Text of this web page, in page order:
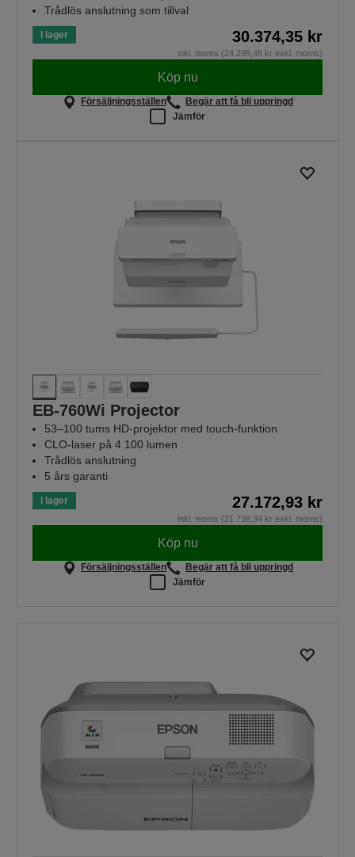
Trådlös anslutning som tillval
I lager 30.374,35 kr
inkl. moms (24.299,48 kr exkl. moms)
Köp nu
Försäljningsställen
Begär att få bli uppringd
Jämför
EB-760Wi Projector
53–100 tums HD-projektor med touch-funktion
CLO-laser på 4 100 lumen
Trådlös anslutning
5 års garanti
I lager 27.172,93 kr
inkl. moms (21.738,34 kr exkl. moms)
Köp nu
Försäljningsställen
Begär att få bli uppringd
Jämför